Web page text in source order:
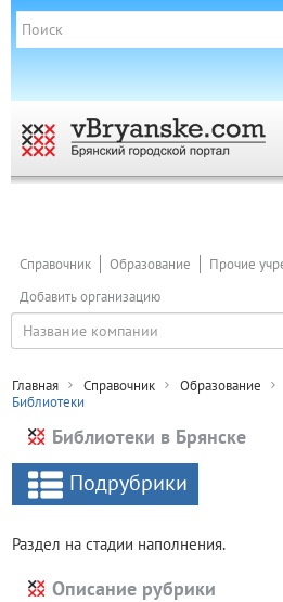
Справочник Образование Прочие
Добавить организацию
Главная Справочник Образование
Библиотеки
Библиотеки в Брянске
Подрубрики
Раздел на стадии наполнения.
Описание рубрики